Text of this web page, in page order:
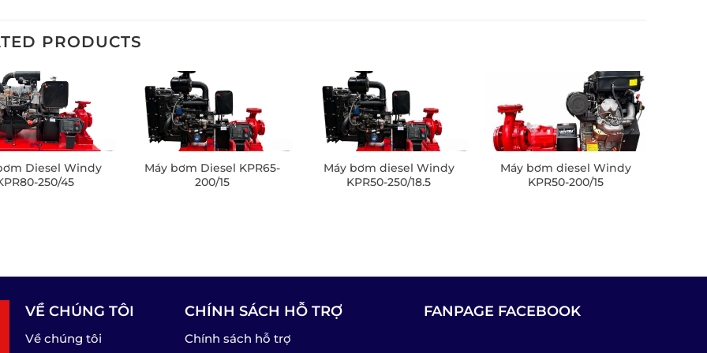
PRODUCTS
Diesel Windy
250/45
Máy bơm Diesel KPR65-
200/15
Máy bơm diesel Windy
KPR50-250/18.5
Máy bơm diesel Windy
KPR50-200/15
VỀ CHÚNG TÔI
Về chúng tôi
CHÍNH SÁCH HỖ TRỢ
Chính sách hỗ trợ
FANPAGE FACEBOOK